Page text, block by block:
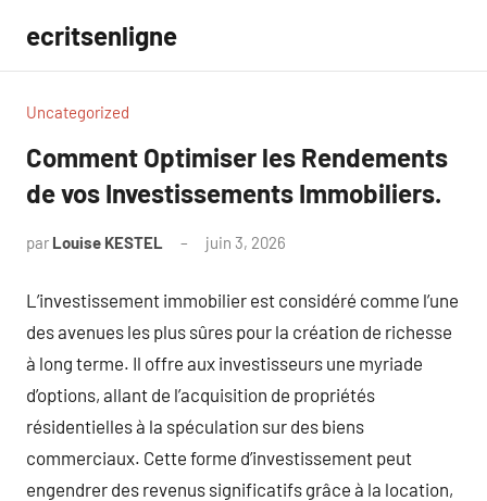
contenu
ecritsenligne
Uncategorized
Comment Optimiser les Rendements
de vos Investissements Immobiliers.
par Louise KESTEL juin 3, 2026
L’investissement immobilier est considéré comme l’une
des avenues les plus sûres pour la création de richesse
à long terme. Il offre aux investisseurs une myriade
d’options, allant de l’acquisition de propriétés
résidentielles à la spéculation sur des biens
commerciaux. Cette forme d’investissement peut
engendrer des revenus significatifs grâce à la location,